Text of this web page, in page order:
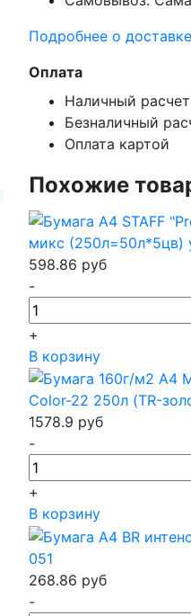
Подробнее о доставке
Оплата
Наличный расчет
Безналичный
Оплата картой
Похожие
микс (250л=50л*5цв)
598.86 руб
-
+
В корзину
Color-22 250л (TR-
1578.9 руб
-
+
В корзину
051
268.86 руб
-